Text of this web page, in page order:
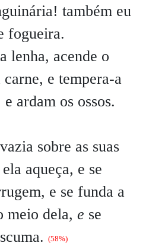
também eu
fogueira.
lenha, acende o
e tempera-a
ardam os ossos.
sobre as suas
aqueça, e se
e se funda a
meio dela, e se
(58%)